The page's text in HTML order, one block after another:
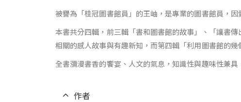
被譽為「桂冠圖書館員」的王岫，是專業的圖書館員，
本書共分四輯，前三輯「書和圖書館的故事」、「讓書
相關的感人故事與有趣新知，而第四輯「利用圖書館的
全書瀰漫書香的饗宴、人文的氣息，知識性與趣味性兼具
作者